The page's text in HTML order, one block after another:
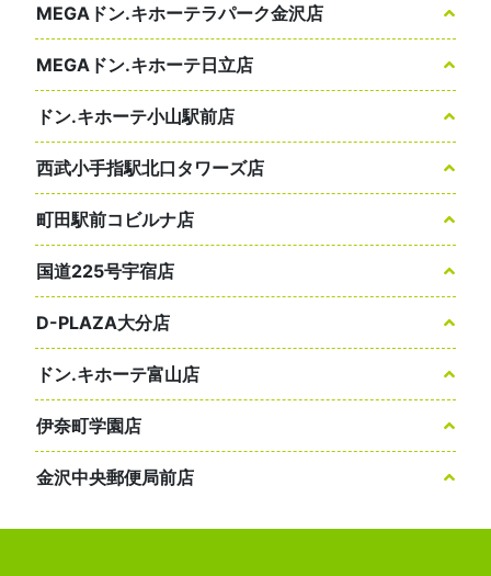
MEGAドン.キホーテラパーク金沢店
MEGAドン.キホーテ日立店
ドン.キホーテ小山駅前店
西武小手指駅北口タワーズ店
町田駅前コビルナ店
国道225号宇宿店
D-PLAZA大分店
ドン.キホーテ富山店
伊奈町学園店
金沢中央郵便局前店